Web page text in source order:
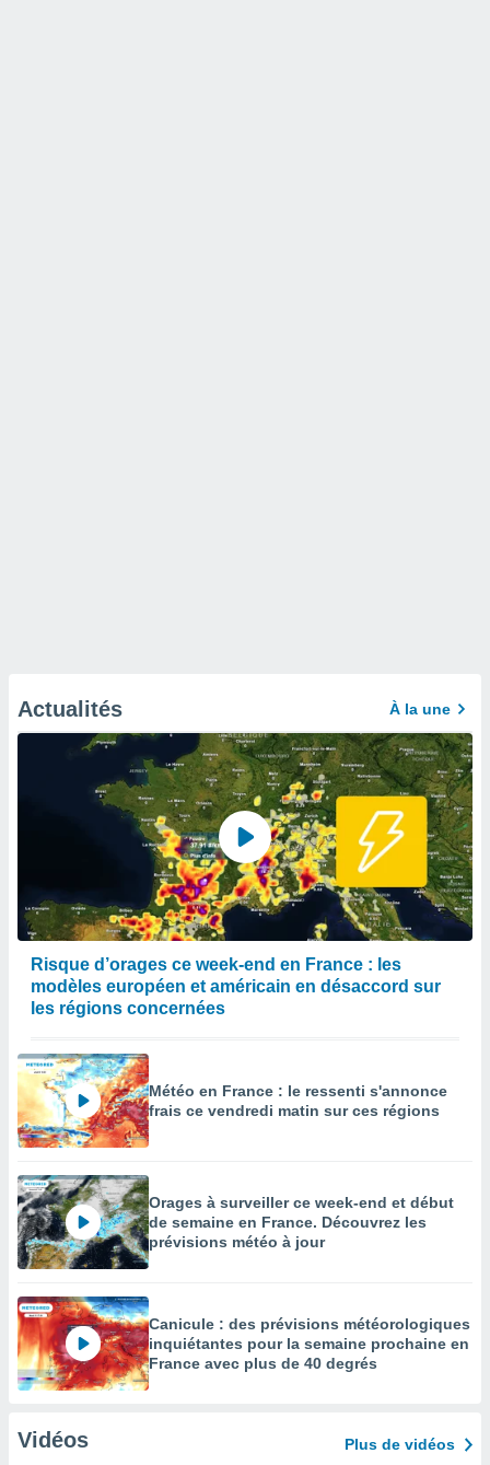
Actualités À la une
Risque d’orages ce week-end en France : les
modèles européen et américain en désaccord sur
les régions concernées
Météo en France : le ressenti s'annonce
frais ce vendredi matin sur ces régions
Orages à surveiller ce week-end et début
de semaine en France. Découvrez les
prévisions météo à jour
Canicule : des prévisions météorologiques
inquiétantes pour la semaine prochaine en
France avec plus de 40 degrés
Vidéos Plus de vidéos